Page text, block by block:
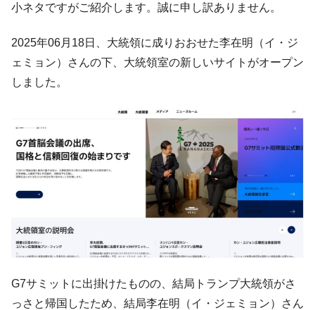
『Money1』
韓国･帰ってきた李在明。李在明を支持しな
『Money1』
韓国大統領府ボンクラ政策室長が告発され
た ⇒ 国家が行った恐るべき株価操作であり、空前の国政壟
断
『Money1』
中国だけが鉄鋼輸出を異常増加させる ⇒ 中
国の過剰生産が世界を蝕む。
『Money1』
韓国製造業「半導体絶好調」のウラで他業
種は全般的「不調」⇒ PSIが示す現況は決して良くない。
【米韓激突案件】韓国消費者院が『クーパ
ン』1人当たり賠償10万ウォンを認定 ⇒ 総額3兆7,000億
『Money1』 韓国で猛暑。南東部では干ばつ
『Money1』
韓国型イージス搭載の次世代駆逐艦
小ネタですがご紹介します。誠に申し訳ありません。
2025年06月18日、大統領に成りおおせた李在明（イ・ジ
ェミョン）さんの下、大統領室の新しいサイトがオープン
しました。
G7サミットに出掛けたものの、結局トランプ大統領がさ
っさと帰国したため、結局李在明（イ・ジェミョン）さん